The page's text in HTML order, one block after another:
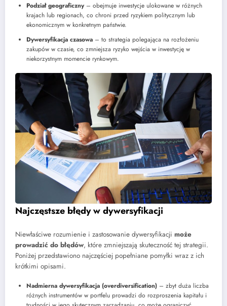
Podział geograficzny– obejmuje inwestycje ulokowane w różnych
krajach lub regionach, co chroni przed ryzykiem politycznym lub
ekonomicznym w konkretnym państwie.
Dywersyfikacja czasowa – to strategia polegająca na rozłożeniu
zakupów w czasie, co zmniejsza ryzyko wejścia w inwestycję w
niekorzystnym momencie rynkowym.
Najczęstsze błędy w dywersyfikacji
Niewłaściwe rozumienie i zastosowanie dywersyfikacji może
prowadzić do błędów, które zmniejszają skuteczność tej strategii.
Poniżej przedstawiono najczęściej popełniane pomyłki wraz z ich
krótkimi opisami.
Nadmierna dywersyfikacja (overdiversification) – zbyt duża liczba
różnych instrumentów w portfelu prowadzi do rozproszenia kapitału i